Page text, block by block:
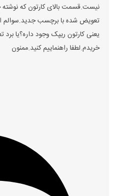
نیست.قسمت بالای کارتون که
تعویض شده با برچسب جدید.سوالم
یعنی کارتون ریپک وجود داره؟یا
خریدم.لطفا راهنماییم کنید.ممنون